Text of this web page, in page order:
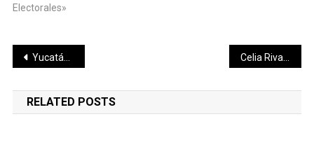
Electorales»
Navegación
de
entradas
Yucatán, primer lugar del país en satisfacción con la labor de la policía
RELATED POSTS